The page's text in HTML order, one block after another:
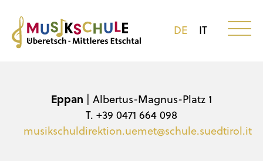
DE IT
Eppan | Albertus-Magnus-Platz 1
T. +39 0471 664 098
musikschuldirektion.uemet@schule.suedtirol.it